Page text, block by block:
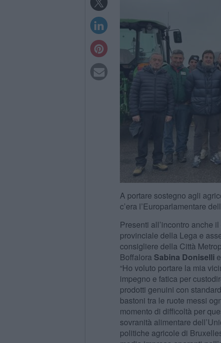
A portare sostegno agli
c’era l’Europarlamentare
Presenti all’incontro anche
provinciale della Lega e
consigliere della Città
Boffalora Sabina Doniselli
“Ho voluto portare la mia
impegno e fatica per
prodotti genuini con
bastoni tra le ruote messi
momento di difficoltà per
sovranità alimentare
politiche agricole di